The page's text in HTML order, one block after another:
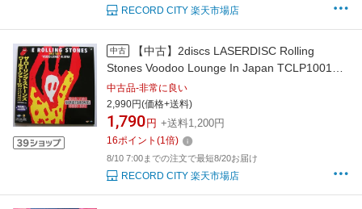
RECORD CITY 楽天市場店
中古
【中古】2discs LASERDISC Rolling
Stones Voodoo Lounge In Japan TCLP1001
DOLPHIN /01200
中古品-非常に良い
2,990円(価格+送料)
1,790 円 +送料1,200円
16ポイント (1倍)
8/10 7:00までの注文で最短8/20お届け
RECORD CITY 楽天市場店